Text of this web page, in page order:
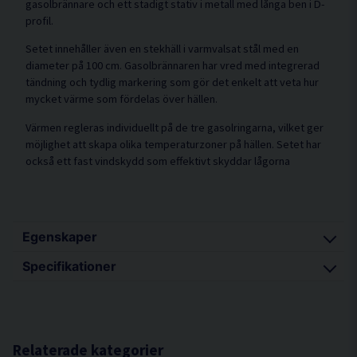
gasolbrännare och ett stadigt stativ i metall med långa ben i D-
profil.
Setet innehåller även en stekhäll i varmvalsat stål med en
diameter på 100 cm. Gasolbrännaren har vred med integrerad
tändning och tydlig markering som gör det enkelt att veta hur
mycket värme som fördelas över hällen.
Värmen regleras individuellt på de tre gasolringarna, vilket ger
möjlighet att skapa olika temperaturzoner på hällen. Setet har
också ett fast vindskydd som effektivt skyddar lågorna
Egenskaper
Stekhäll i varmvalsat stål som håller i
Specifikationer
Gasförbrukning g/h 1666
Relaterade kategorier